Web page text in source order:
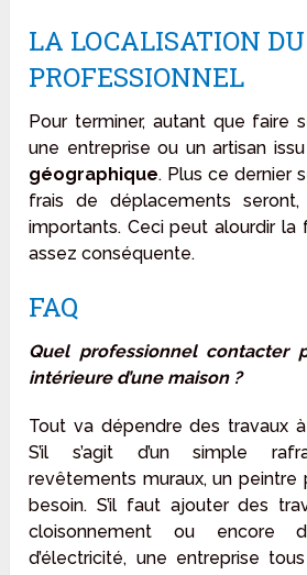
LA LOCALISATION DU
PROFESSIONNEL
Pour terminer, autant que faire
une entreprise ou un artisan
géographique. Plus ce dernier
frais de déplacements
importants. Ceci peut alourdir la
assez conséquente.
FAQ
Quel professionnel contacter
intérieure d’une maison ?
Tout va dépendre des travaux
S’il s’agit d’un simple
revêtements muraux, un peintre
besoin. S’il faut ajouter des
cloisonnement ou encore
d’électricité, une entreprise